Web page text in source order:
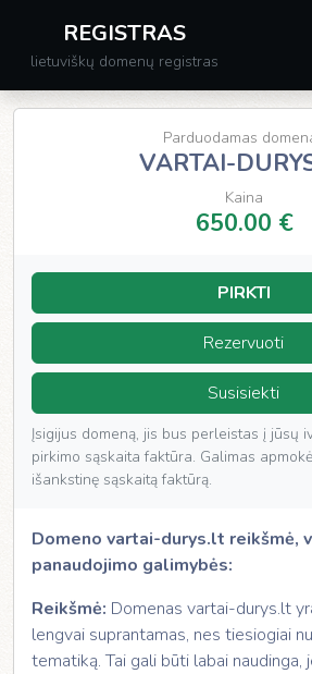
REGISTRAS
lietuviškų domenų registras
Parduodamas
VARTAI-
Kaina
650.00 €
PIRKTI
Rezervuoti
Susisiekti
Įsigijus domeną, jis bus perleistas į jūsų
pirkimo sąskaita faktūra. Galimas
išankstinę sąskaitą faktūrą.
Domeno vartai-durys.lt reikšmė,
panaudojimo galimybės:
Reikšmė: Domenas vartai-durys.lt
lengvai suprantamas, nes tiesiogiai
tematiką. Tai gali būti labai naudinga,